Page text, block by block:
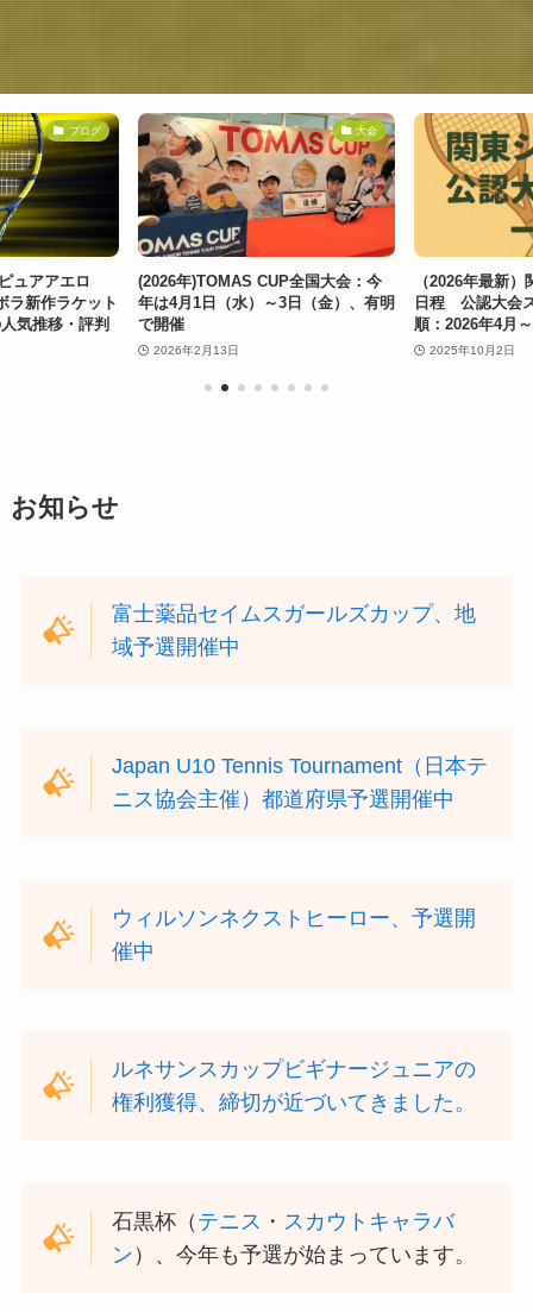
ブログ
ュアアエロ
ラ新作ラケット
気推移・評判
大会
(2026年)TOMAS CUP全国大会：今
年は4月1日（水）～3日（金）、有明
で開催
2026年2月13日
（2026年最新
日程 公認大会
順：2026年4月～
2025年10月2日
お知らせ
富士薬品セイムスガールズカップ、地
域予選開催中
Japan U10 Tennis Tournament（日本テ
ニス協会主催）都道府県予選開催中
ウィルソンネクストヒーロー、予選開
催中
ルネサンスカップビギナージュニアの
権利獲得、締切が近づいてきました。
石黒杯（ テニス ・ スカウトキャラバ
ン ）、今年も予選が始まっています。